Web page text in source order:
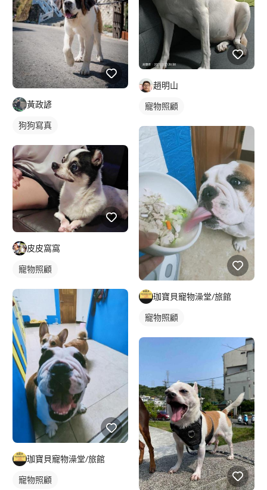
黃政諺
狗狗寫真
皮皮窩窩
寵物照顧
珈寶貝寵物澡堂/旅館
寵物照顧
趙明山
寵物照顧
珈寶貝寵物澡堂/旅館
寵物照顧